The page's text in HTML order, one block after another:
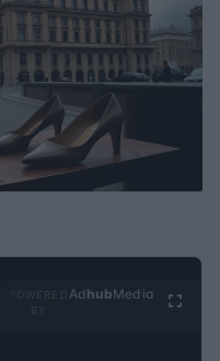
Ad hubMedia